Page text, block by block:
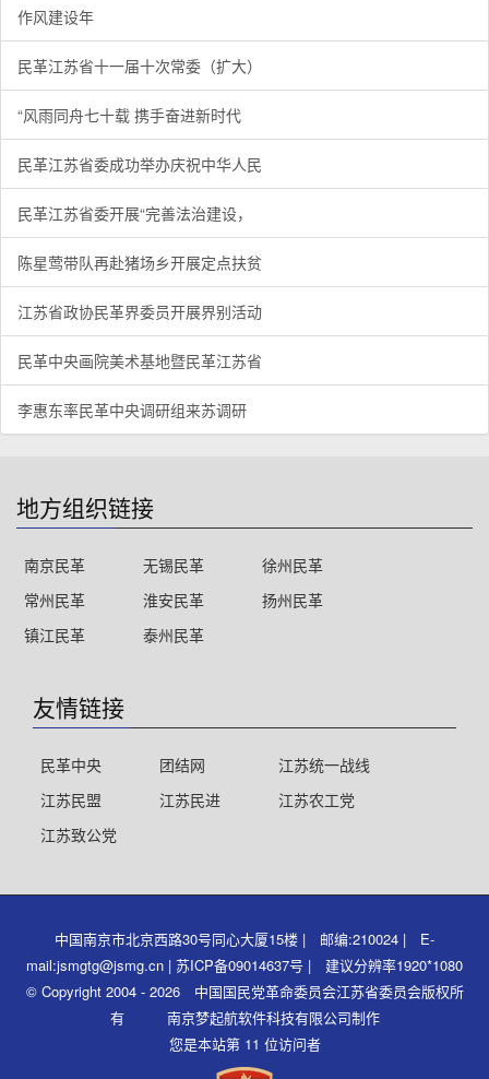
作风建设年
民革江苏省十一届十次常委（扩大）
“风雨同舟七十载 携手奋进新时代
民革江苏省委成功举办庆祝中华人民
民革江苏省委开展“完善法治建设，
陈星莺带队再赴猪场乡开展定点扶贫
江苏省政协民革界委员开展界别活动
民革中央画院美术基地暨民革江苏省
李惠东率民革中央调研组来苏调研
地方组织链接
南京民革 无锡民革
徐州民革
常州民革
淮安民革
扬州民革
镇江民革
泰州民革
友情链接
民革中央 团结网
江苏统一战线
江苏民盟
江苏民进
江苏农工党
江苏致公党
中国南京市北京西路30号同心大厦15楼 | 邮编:210024 | E-
mail:jsmgtg@jsmg.cn | 苏ICP备09014637号 | 建议分辨率1920*1080
© Copyright 2004 - 2026 中国国民党革命委员会江苏省委员会版权所
有 南京梦起航软件科技有限公司制作
您是本站第 11 位访问者